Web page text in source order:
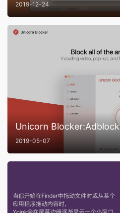
2019-12-24
Unicorn Blocker:Adblock
2019-05-07